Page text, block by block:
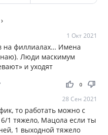
›
1 Окт 2021
на филлиалах… Имена
Люди маскимум
и уходят
thumb_up thumb_down
0
28 Сен 2021
то работать можно с
6/1 тяжело, Мацола если ты
1 выходной тяжело